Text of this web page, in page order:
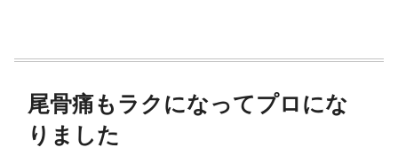
尾骨痛もラクになってプロにな
りました